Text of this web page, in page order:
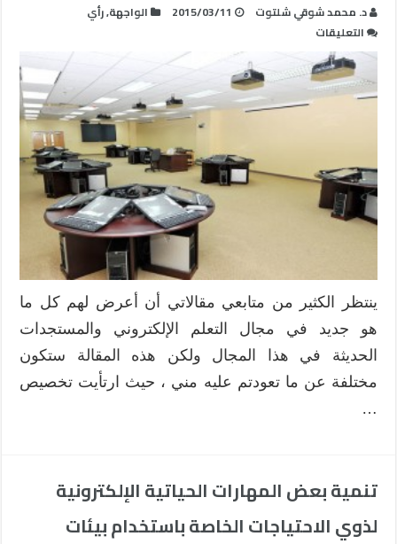
د. محمد شوقي شلتوت 2015/03/11 الواجهة,رأي
التعليقات
الإلكتروني
بين
وهم
و
“ت.ت.أ.ت.ت.ت”
ينتظر الكثير من متابعي مقالاتي أن أعرض لهم كل ما
هو جديد في مجال التعلم الإلكتروني والمستجدات
الحديثة في هذا المجال ولكن هذه المقالة ستكون
مختلفة عن ما تعودتم عليه مني ، حيث ارتأيت تخصيص
…
تنمية بعض المهارات الحياتية الإلكترونية
لذوي الاحتياجات الخاصة باستخدام بيئات